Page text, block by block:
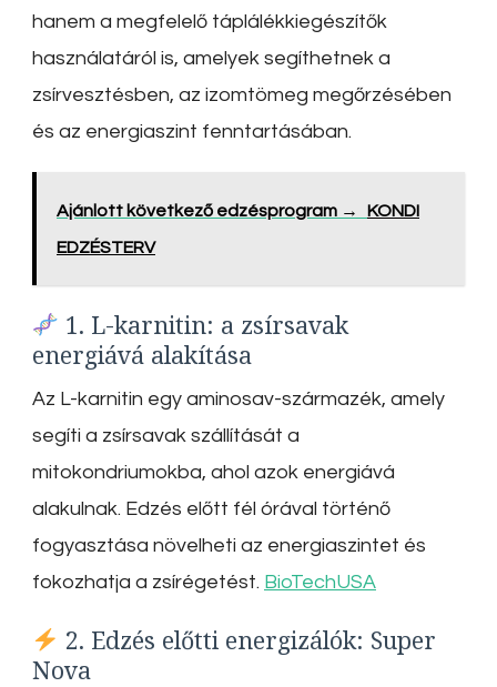
hanem a megfelelő táplálékkiegészítők
használatáról is, amelyek segíthetnek a
zsírvesztésben, az izomtömeg megőrzésében
és az energiaszint fenntartásában.
Ajánlott következő edzésprogram → KONDI
EDZÉSTERV
1. L-karnitin: a zsírsavak
energiává alakítása
Az L-karnitin egy aminosav-származék, amely
segíti a zsírsavak szállítását a
mitokondriumokba, ahol azok energiává
alakulnak. Edzés előtt fél órával történő
fogyasztása növelheti az energiaszintet és
fokozhatja a zsírégetést. BioTechUSA
2. Edzés előtti energizálók: Super
Nova